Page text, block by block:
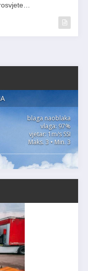
blaga naoblaka
vlaga: 97%
vjetar: 1m/s SSI
Maks. 3 • Min. 3